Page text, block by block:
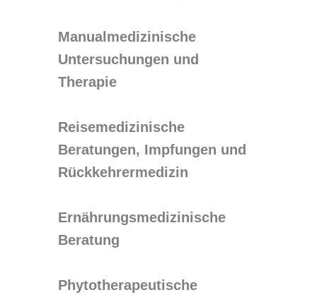
Manualmedizinische
Untersuchungen und
Therapie
Reisemedizinische
Beratungen, Impfungen und
Rückkehrermedizin
Ernährungsmedizinische
Beratung
Phytotherapeutische